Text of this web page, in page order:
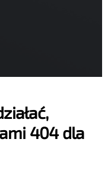
404 dla